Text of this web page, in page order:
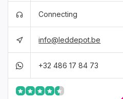
Connecting
info@leddepot.be
+32 486 17 84 73